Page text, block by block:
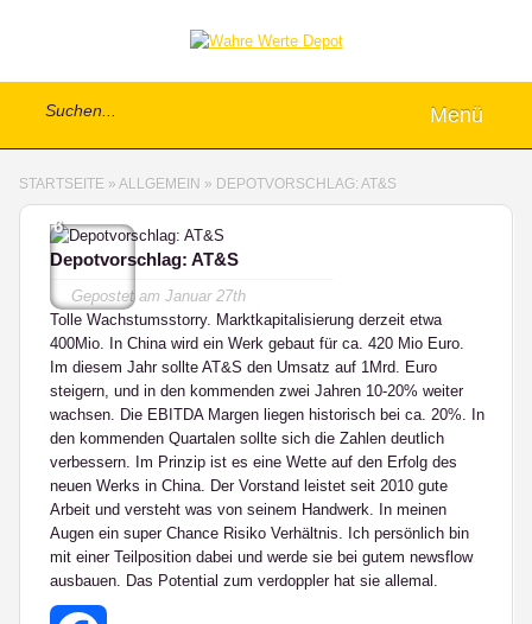
Menü
STARTSEITE » ALLGEMEIN » DEPOTVORSCHLAG: AT&S
6
Depotvorschlag: AT&S
Gepostet am Januar 27th
Tolle Wachstumsstorry. Marktkapitalisierung derzeit etwa
400Mio. In China wird ein Werk gebaut für ca. 420 Mio Euro.
Im diesem Jahr sollte AT&S den Umsatz auf 1Mrd. Euro
steigern, und in den kommenden zwei Jahren 10-20% weiter
wachsen. Die EBITDA Margen liegen historisch bei ca. 20%. In
den kommenden Quartalen sollte sich die Zahlen deutlich
verbessern. Im Prinzip ist es eine Wette auf den Erfolg des
neuen Werks in China. Der Vorstand leistet seit 2010 gute
Arbeit und versteht was von seinem Handwerk. In meinen
Augen ein super Chance Risiko Verhältnis. Ich persönlich bin
mit einer Teilposition dabei und werde sie bei gutem newsflow
ausbauen. Das Potential zum verdoppler hat sie allemal.